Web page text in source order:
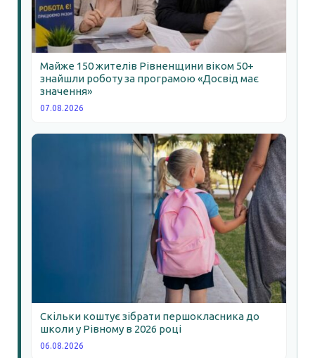
Майже 150 жителів Рівненщини віком 50+
знайшли роботу за програмою «Досвід має
значення»
07.08.2026
Скільки коштує зібрати першокласника до
школи у Рівному в 2026 році
06.08.2026